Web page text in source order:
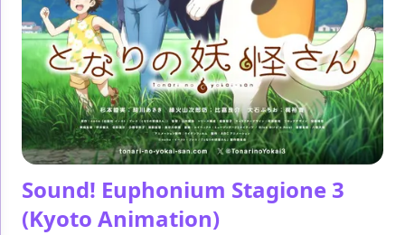
Sound! Euphonium Stagione 3
(Kyoto Animation)